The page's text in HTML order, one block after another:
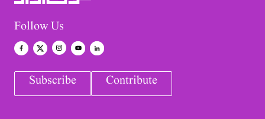
Follow Us
Subscribe Contribute